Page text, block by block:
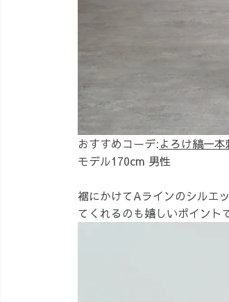
おすすめコーデ:よろけ縞一
モデル170cm 男性
裾にかけてAラインのシルエ
てくれるのも嬉しいポイント